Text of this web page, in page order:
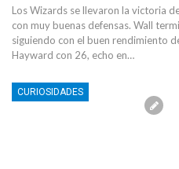
Los Wizards se llevaron la victoria
con muy buenas defensas. Wall
siguiendo con el buen rendimiento
Hayward con 26, echo en…
CURIOSIDADES